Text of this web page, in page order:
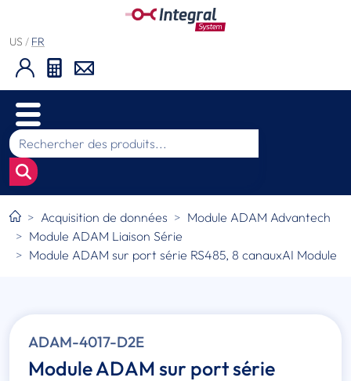
US / FR
Acquisition de données
Module ADAM Advantech
Module ADAM Liaison Série
Module ADAM sur port série RS485, 8 canauxAI Module
ADAM-4017-D2E
Module ADAM sur port série